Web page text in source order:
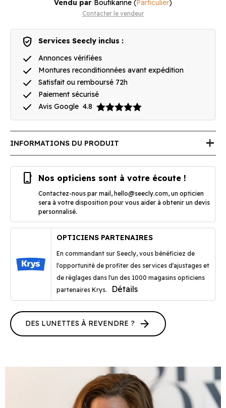
Vendu par Boutikanne (Particulier)
Contacter le vendeur
verified_user Services Seecly inclus :
done Annonces vérifiées
done Montures reconditionnées avant expédition
done Satisfait ou remboursé 72h
done Paiement sécurisé
done Avis Google 4.8
INFORMATIONS DU PRODUIT add
phone_iphone Nos opticiens sont à votre écoute !
Contactez-nous par mail, hello@seecly.com, un opticien
sera à votre disposition pour vous aider à obtenir un devis
personnalisé.
OPTICIENS PARTENAIRES
En commandant sur Seecly, vous bénéficiez de
l'opportunité de profiter des services d'ajustages et
de réglages dans l'un des 1000 magasins opticiens
partenaires Krys.
Détails
DES LUNETTES À REVENDRE ? arrow_forward